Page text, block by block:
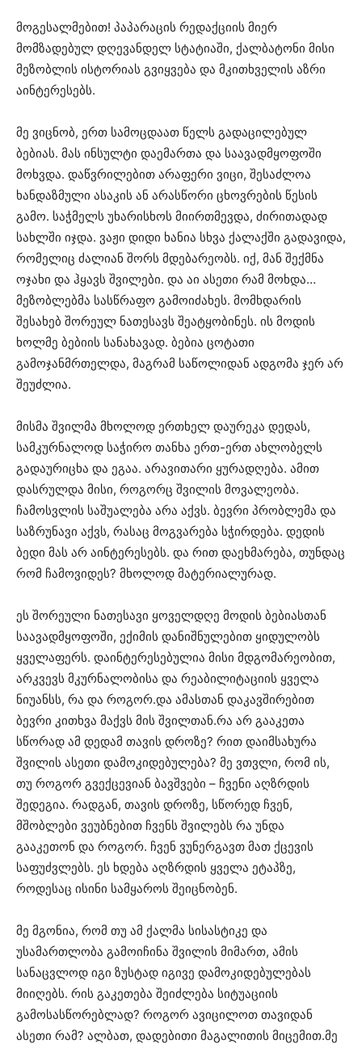
მოგესალმებით! პაპარაცის რედაქციის მიერ
მომზადებულ დღევანდელ სტატიაში, ქალბატონი მისი
მეზობლის ისტორიას გვიყვება და მკითხველის აზრი
აინტერესებს.
მე ვიცნობ, ერთ სამოცდაათ წელს გადაცილებულ
ბებიას. მას ინსულტი დაემართა და საავადმყოფოში
მოხვდა. დაწვრილებით არაფერი ვიცი, შესაძლოა
ხანდაზმული ასაკის ან არასწორი ცხოვრების წესის
გამო. საჭმელს უხარისხოს მიირთმევდა, ძირითადად
სახლში იჯდა. ვაჟი დიდი ხანია სხვა ქალაქში გადავიდა,
რომელიც ძალიან შორს მდებარეობს. იქ, მან შექმნა
ოჯახი და ჰყავს შვილები. და აი ასეთი რამ მოხდა…
მეზობლებმა სასწრაფო გამოიძახეს. მომხდარის
შესახებ შორეულ ნათესავს შეატყობინეს. ის მოდის
ხოლმე ბებიის სანახავად. ბებია ცოტათი
გამოჯანმრთელდა, მაგრამ საწოლიდან ადგომა ჯერ არ
შეუძლია.
მისმა შვილმა მხოლოდ ერთხელ დაურეკა დედას,
სამკურნალოდ საჭირო თანხა ერთ-ერთ ახლობელს
გადაურიცხა და ეგაა. არავითარი ყურადღება. ამით
დასრულდა მისი, როგორც შვილის მოვალეობა.
ჩამოსვლის საშუალება არა აქვს. ბევრი პრობლემა და
საზრუნავი აქვს, რასაც მოგვარება სჭირდება. დედის
ბედი მას არ აინტერესებს. და რით დაეხმარება, თუნდაც
რომ ჩამოვიდეს? მხოლოდ მატერიალურად.
ეს შორეული ნათესავი ყოველდღე მოდის ბებიასთან
საავადმყოფოში, ექიმის დანიშნულებით ყიდულობს
ყველაფერს. დაინტერესებულია მისი მდგომარეობით,
არკვევს მკურნალობისა და რეაბილიტაციის ყველა
ნიუანსს, რა და როგორ.და ამასთან დაკავშირებით
ბევრი კითხვა მაქვს მის შვილთან.რა არ გააკეთა
სწორად ამ დედამ თავის დროზე? რით დაიმსახურა
შვილის ასეთი დამოკიდებულება? მე ვთვლი, რომ ის,
თუ როგორ გვექცევიან ბავშვები – ჩვენი აღზრდის
შედეგია. რადგან, თავის დროზე, სწორედ ჩვენ,
მშობლები ვეუბნებით ჩვენს შვილებს რა უნდა
გააკეთონ და როგორ. ჩვენ ვუნერგავთ მათ ქცევის
საფუძვლებს. ეს ხდება აღზრდის ყველა ეტაპზე,
როდესაც ისინი სამყაროს შეიცნობენ.
მე მგონია, რომ თუ ამ ქალმა სისასტიკე და
უსამართლობა გამოიჩინა შვილის მიმართ, ამის
სანაცვლოდ იგი ზუსტად იგივე დამოკიდებულებას
მიიღებს. რის გაკეთება შეიძლება სიტუაციის
გამოსასწორებლად? როგორ ავიცილოთ თავიდან
ასეთი რამ? ალბათ, დადებითი მაგალითის მიცემით.მე